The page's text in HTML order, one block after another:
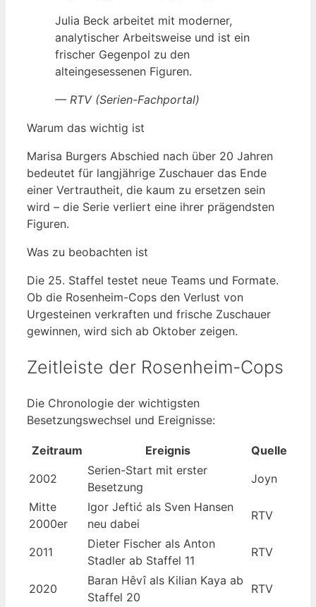
Julia Beck arbeitet mit moderner,
analytischer Arbeitsweise und ist ein
frischer Gegenpol zu den
alteingesessenen Figuren.
— RTV (Serien-Fachportal)
Warum das wichtig ist
Marisa Burgers Abschied nach über 20 Jahren
bedeutet für langjährige Zuschauer das Ende
einer Vertrautheit, die kaum zu ersetzen sein
wird – die Serie verliert eine ihrer prägendsten
Figuren.
Was zu beobachten ist
Die 25. Staffel testet neue Teams und Formate.
Ob die Rosenheim-Cops den Verlust von
Urgesteinen verkraften und frische Zuschauer
gewinnen, wird sich ab Oktober zeigen.
Zeitleiste der Rosenheim-Cops
Die Chronologie der wichtigsten
Besetzungswechsel und Ereignisse:
Zeitraum Ereignis
Quelle
2002
Serien-Start mit erster
Besetzung
Joyn
Mitte
2000er
Igor Jeftić als Sven Hansen
neu dabei
RTV
2011
Dieter Fischer als Anton
Stadler ab Staffel 11
RTV
2020
Baran Hêvî als Kilian Kaya ab
Staffel 20
RTV